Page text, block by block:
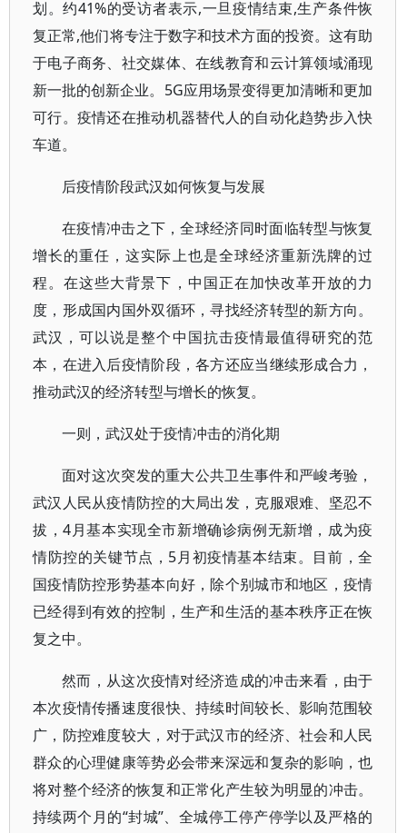
划。约41%的受访者表示,一旦疫情结束,生产条件恢
复正常,他们将专注于数字和技术方面的投资。这有助
于电子商务、社交媒体、在线教育和云计算领域涌现
新一批的创新企业。5G应用场景变得更加清晰和更加
可行。疫情还在推动机器替代人的自动化趋势步入快
车道。
后疫情阶段武汉如何恢复与发展
在疫情冲击之下，全球经济同时面临转型与恢复
增长的重任，这实际上也是全球经济重新洗牌的过
程。在这些大背景下，中国正在加快改革开放的力
度，形成国内国外双循环，寻找经济转型的新方向。
武汉，可以说是整个中国抗击疫情最值得研究的范
本，在进入后疫情阶段，各方还应当继续形成合力，
推动武汉的经济转型与增长的恢复。
一则，武汉处于疫情冲击的消化期
面对这次突发的重大公共卫生事件和严峻考验，
武汉人民从疫情防控的大局出发，克服艰难、坚忍不
拔，4月基本实现全市新增确诊病例无新增，成为疫
情防控的关键节点，5月初疫情基本结束。目前，全
国疫情防控形势基本向好，除个别城市和地区，疫情
已经得到有效的控制，生产和生活的基本秩序正在恢
复之中。
然而，从这次疫情对经济造成的冲击来看，由于
本次疫情传播速度很快、持续时间较长、影响范围较
广，防控难度较大，对于武汉市的经济、社会和人民
群众的心理健康等势必会带来深远和复杂的影响，也
将对整个经济的恢复和正常化产生较为明显的冲击。
持续两个月的“封城”、全城停工停产停学以及严格的